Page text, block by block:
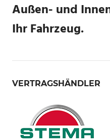
Außen- und
Ihr Fahrzeug.
VERTRAGSHÄNDLER